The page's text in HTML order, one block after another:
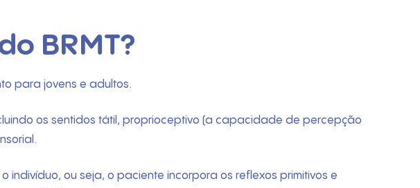
BRMT?
para jovens e adultos.
os sentidos tátil, proprioceptivo (a capacidade de percepção
indivíduo, ou seja, o paciente incorpora os reflexos primitivos e